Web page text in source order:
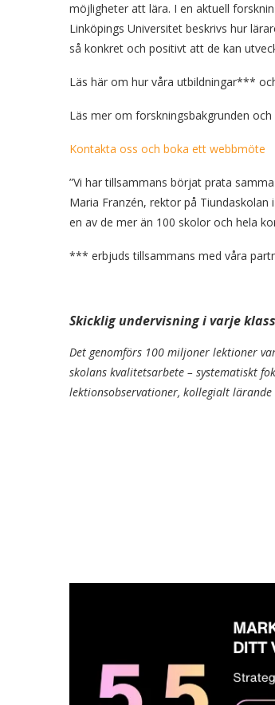
möjligheter att lära. I en aktuell
Linköpings Universitet beskrivs hur
så konkret och positivt att de kan
Läs här om hur våra utbildningar***
Läs mer om forskningsbakgrunden och
Kontakta oss och boka ett webbmöte
”Vi har tillsammans börjat prata
Maria Franzén, rektor på Tiundaskolan
en av de mer än 100 skolor och hela
*** erbjuds tillsammans med våra
Skicklig undervisning i varje
Det genomförs 100 miljoner lektioner
skolans kvalitetsarbete – systematiskt
lektionsobservationer, kollegialt